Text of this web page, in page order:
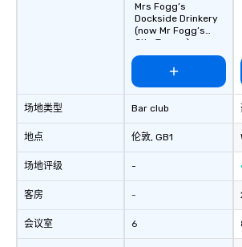
场地类型
地点
场地评级
客房
会议室
Mrs Fogg’s
Dockside Drinkery
(now Mr Fogg’s
City Tavern)
Bar club
伦敦, GB1
-
-
6